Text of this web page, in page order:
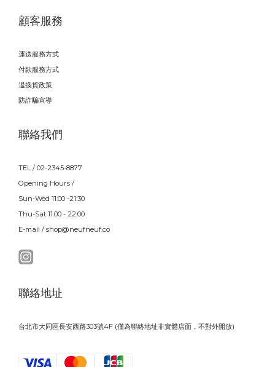
顧客服務
運送服務方式
付款服務方式
退換貨政策
防詐騙宣導
聯絡我們
TEL / 02-2345-8877
Opening Hours /
Sun-Wed 11:00 -21:30
Thu-Sat 11:00 - 22:00
E-mail / shop@neufneuf.co
聯絡地址
台北市大同區長安西路303號4F (僅為聯絡地址非實體店面，不對外開放)